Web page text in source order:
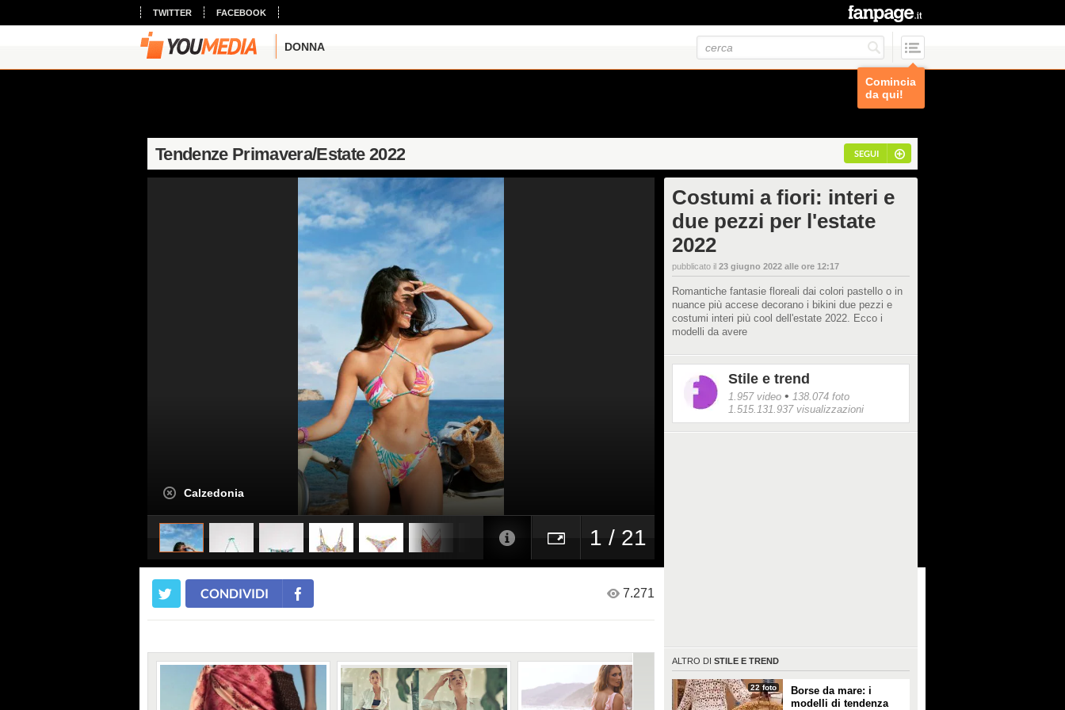
TWITTER FACEBOOK
DONNA
Comincia
da qui!
Tendenze Primavera/Estate 2022 SEGUI
Calzedonia
1 / 21
Costumi a fiori: interi e
due pezzi per l'estate
2022
pubblicato il 23 giugno 2022 alle ore 12:17
Romantiche fantasie floreali dai colori pastello o in
nuance più accese decorano i bikini due pezzi e
costumi interi più cool dell'estate 2022. Ecco i
modelli da avere
Stile e trend
1.957 video • 138.074 foto
1.515.131.937 visualizzazioni
ALTRO DI STILE E TREND
22 foto
Borse da mare: i
modelli di tendenza
CONDIVIDI 7.271